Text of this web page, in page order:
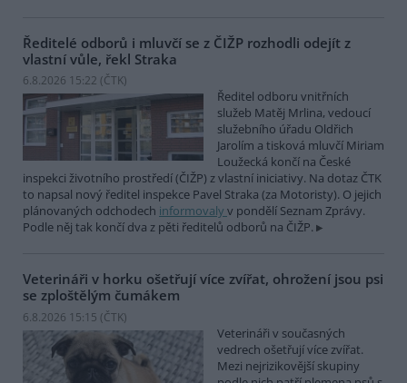
Ředitelé odborů i mluvčí se z ČIŽP rozhodli odejít z
vlastní vůle, řekl Straka
6.8.2026 15:22 (ČTK)
Ředitel odboru vnitřních
služeb Matěj Mrlina, vedoucí
služebního úřadu Oldřich
Jarolím a tisková mluvčí Miriam
Loužecká končí na České
inspekci životního prostředí (ČIŽP) z vlastní iniciativy. Na dotaz ČTK
to napsal nový ředitel inspekce Pavel Straka (za Motoristy). O jejich
plánovaných odchodech informovaly v pondělí Seznam Zprávy.
Podle něj tak končí dva z pěti ředitelů odborů na ČIŽP.
Veterináři v horku ošetřují více zvířat, ohrožení jsou psi
se zploštělým čumákem
6.8.2026 15:15 (ČTK)
Veterináři v současných
vedrech ošetřují více zvířat.
Mezi nejrizikovější skupiny